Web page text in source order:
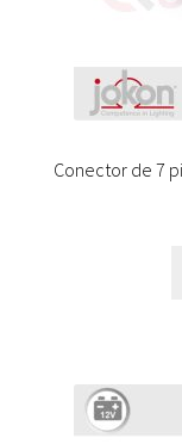
Conector de 7